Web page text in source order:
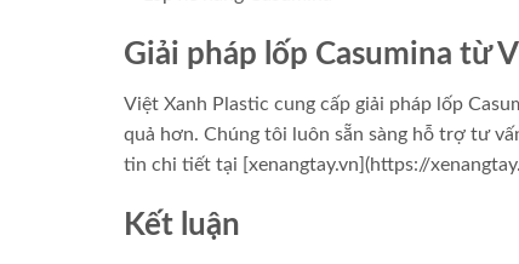
Giải pháp lốp Casumina từ
Việt Xanh Plastic cung cấp giải pháp lốp
quả hơn. Chúng tôi luôn sẵn sàng hỗ trợ tư
tin chi tiết tại [xenangtay.vn](https://
Kết luận